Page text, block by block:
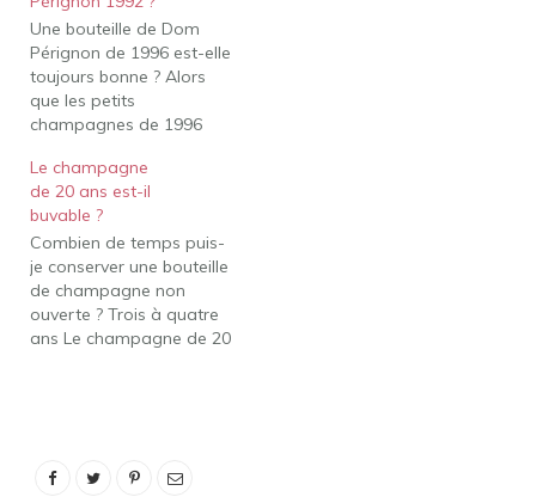
dans nos caves et
peuvent être ouvertes
dès leur achat. Combien
de temps dure le…
Une bouteille de Dom
Pérignon de 1996 est-elle
toujours bonne ? Alors
que les petits
champagnes de 1996
de mourir, les géants du
millésime sont toujours
bien vivants et se
comportent
magnifiquement en ce
moment s'ils ont été bien
traités au cours des 21
dernières années…
Le champagne
de 20 ans est-il
buvable ?
Combien de temps puis-
je conserver une bouteille
de champagne non
ouverte ? Trois à quatre
ans Le champagne de 20
Peut-on garder le